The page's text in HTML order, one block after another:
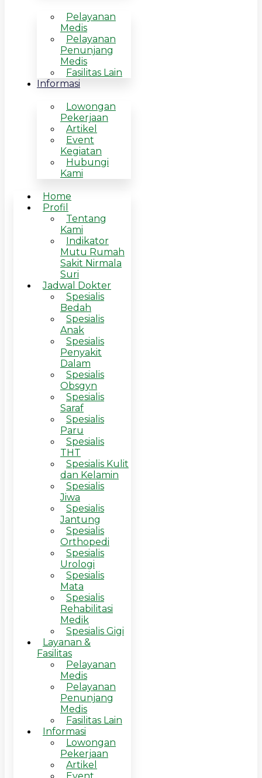
Pelayanan
Medis
Pelayanan
Penunjang
Medis
Fasilitas Lain
Informasi
Lowongan
Pekerjaan
Artikel
Event
Kegiatan
Hubungi
Kami
Home
Profil
Tentang
Kami
Indikator
Mutu Rumah
Sakit Nirmala
Suri
Jadwal Dokter
Spesialis
Bedah
Spesialis
Anak
Spesialis
Penyakit
Dalam
Spesialis
Obsgyn
Spesialis
Saraf
Spesialis
Paru
Spesialis
THT
Spesialis Kulit
dan Kelamin
Spesialis
Jiwa
Spesialis
Jantung
Spesialis
Orthopedi
Spesialis
Urologi
Spesialis
Mata
Spesialis
Rehabilitasi
Medik
Spesialis Gigi
Layanan &
Fasilitas
Pelayanan
Medis
Pelayanan
Penunjang
Medis
Fasilitas Lain
Informasi
Lowongan
Pekerjaan
Artikel